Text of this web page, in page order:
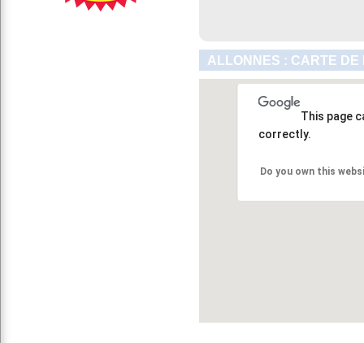
ALLONNES : CARTE DE
This page
correctly.
Do you own this